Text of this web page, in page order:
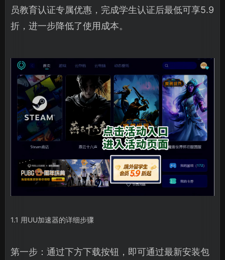
员教育认证专属优惠，完成学生认证后最低可享5.9
折，进一步降低了使用成本。
1.1 用UU加速器的详细步骤
第一步：通过下方下载按钮，即可通过最新安装包